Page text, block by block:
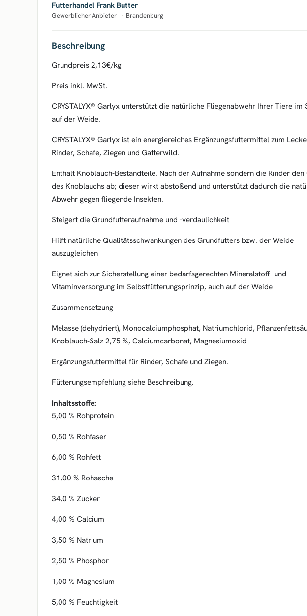
Futterhandel Frank Butter
Gewerblicher Anbieter · Brandenburg
Beschreibung
Grundpreis 2,13€/kg
Preis inkl. MwSt.
CRYSTALYX® Garlyx unterstützt die natürliche Fliegenabwehr Ihrer Tiere im
auf der Weide.
CRYSTALYX® Garlyx ist ein energiereiches Ergänzungsfuttermittel zum
Rinder, Schafe, Ziegen und Gatterwild.
Enthält Knoblauch-Bestandteile. Nach der Aufnahme sondern die Rinder den
des Knoblauchs ab; dieser wirkt abstoßend und unterstützt dadurch die
Abwehr gegen fliegende Insekten.
Steigert die Grundfutteraufnahme und -verdaulichkeit
Hilft natürliche Qualitätsschwankungen des Grundfutters bzw. der Weide
auszugleichen
Eignet sich zur Sicherstellung einer bedarfsgerechten Mineralstoff- und
Vitaminversorgung im Selbstfütterungsprinzip, auch auf der Weide
Zusammensetzung
Melasse (dehydriert), Monocalciumphosphat, Natriumchlorid,
Knoblauch-Salz 2,75 %, Calciumcarbonat, Magnesiumoxid
Ergänzungsfuttermittel für Rinder, Schafe und Ziegen.
Fütterungsempfehlung siehe Beschreibung.
Inhaltsstoffe:
5,00 % Rohprotein
0,50 % Rohfaser
6,00 % Rohfett
31,00 % Rohasche
34,0 % Zucker
4,00 % Calcium
3,50 % Natrium
2,50 % Phosphor
1,00 % Magnesium
5,00 % Feuchtigkeit